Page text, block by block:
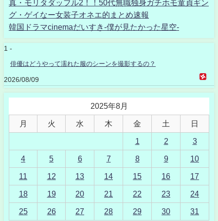
真・モリタダッフル2！！50代無職独身ガチホモ童貞ギン
グ・ゲイなー女装子オネエ的まとめ速報
韓国ドラマcinemaだいすき-僕が見たかった星空-
1 -
俳優はどうやって濡れた服のシーンを撮影するの？
2026/08/09
2025年8月
月 火 水 木 金 土 日
1 2 3
4 5 6 7 8 9 10
11 12 13 14 15 16 17
18 19 20 21 22 23 24
25 26 27 28 29 30
31